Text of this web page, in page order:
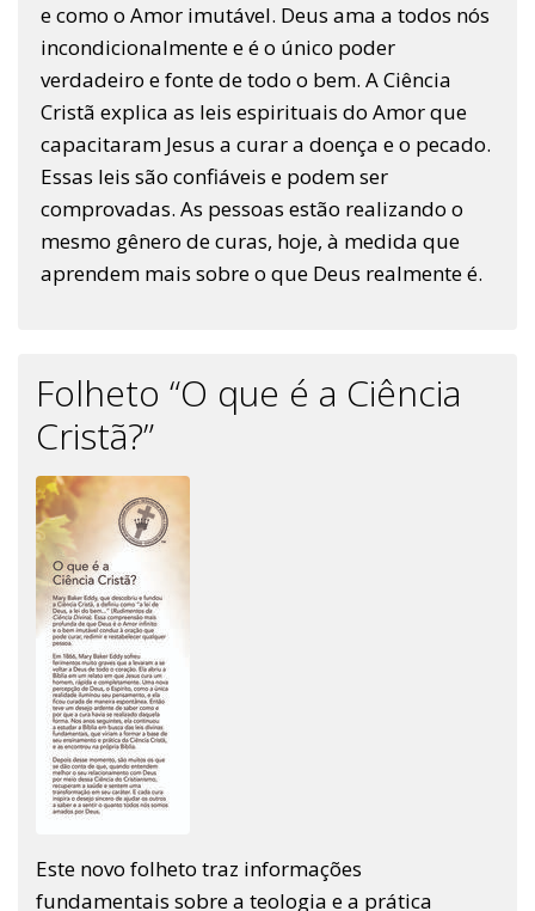
e como o Amor imutável. Deus ama a todos nós
incondicionalmente e é o único poder
verdadeiro e fonte de todo o bem. A Ciência
Cristã explica as leis espirituais do Amor que
capacitaram Jesus a curar a doença e o pecado.
Essas leis são confiáveis e podem ser
comprovadas. As pessoas estão realizando o
mesmo gênero de curas, hoje, à medida que
aprendem mais sobre o que Deus realmente é.
Folheto “O que é a Ciência
Cristã?”
Este novo folheto traz informações
fundamentais sobre a teologia e a prática